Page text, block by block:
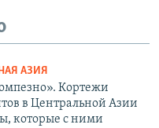
АЗИЯ
Кортежи
в Центральной Азии
которые с ними